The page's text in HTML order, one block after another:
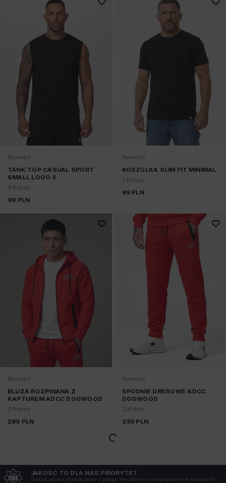
Nowość
TANK TOP CASUAL SPORT
SMALL LOGO II
3 Kolory
99 PLN
Nowość
KOSZULKA SLIM FIT MINIMAL
7 Kolory
99 PLN
Nowość
BLUZA ROZPINANA Z
KAPTUREM ADCC DOGWOOD
2 Kolory
289 PLN
Nowość
SPODNIE DRESOWE ADCC
DOGWOOD
2 Kolory
239 PLN